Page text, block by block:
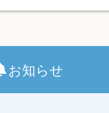
お知らせ